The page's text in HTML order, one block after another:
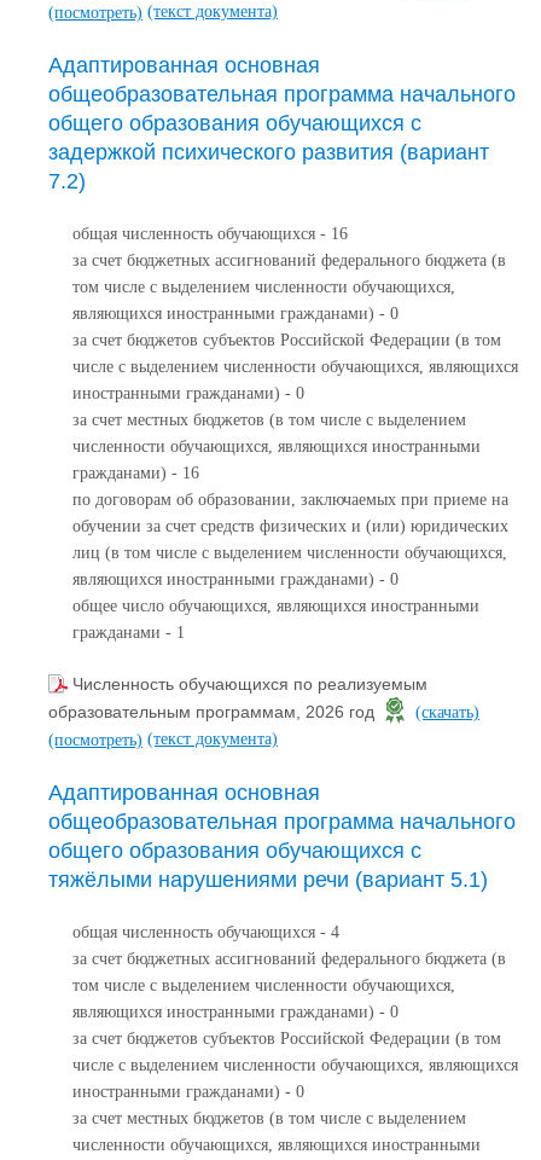
(посмотреть) (текст документа)
Адаптированная основная
общеобразовательная программа начального
общего образования обучающихся с
задержкой психического развития (вариант
7.2)
общая численность обучающихся - 16
за счет бюджетных ассигнований федерального бюджета (в
том числе с выделением численности обучающихся,
являющихся иностранными гражданами) - 0
за счет бюджетов субъектов Российской Федерации (в том
числе с выделением численности обучающихся, являющихся
иностранными гражданами) - 0
за счет местных бюджетов (в том числе с выделением
численности обучающихся, являющихся иностранными
гражданами) - 16
по договорам об образовании, заключаемых при приеме на
обучении за счет средств физических и (или) юридических
лиц (в том числе с выделением численности обучающихся,
являющихся иностранными гражданами) - 0
общее число обучающихся, являющихся иностранными
гражданами - 1
Численность обучающихся по реализуемым
образовательным программам, 2026 год
(скачать)
(посмотреть) (текст документа)
Адаптированная основная
общеобразовательная программа начального
общего образования обучающихся с
тяжёлыми нарушениями речи (вариант 5.1)
общая численность обучающихся - 4
за счет бюджетных ассигнований федерального бюджета (в
том числе с выделением численности обучающихся,
являющихся иностранными гражданами) - 0
за счет бюджетов субъектов Российской Федерации (в том
числе с выделением численности обучающихся, являющихся
иностранными гражданами) - 0
за счет местных бюджетов (в том числе с выделением
численности обучающихся, являющихся иностранными